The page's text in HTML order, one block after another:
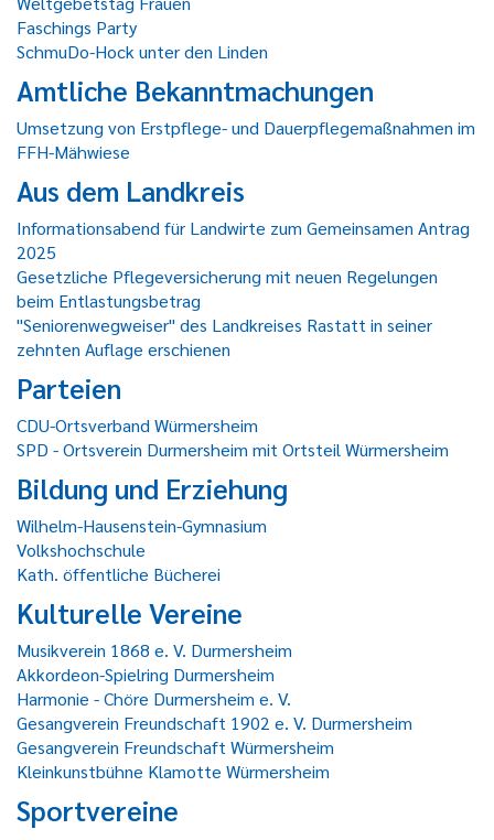
Faschings Party
SchmuDo-Hock unter den Linden
Amtliche Bekanntmachungen
Umsetzung von Erstpflege- und Dauerpflegemaßnahmen im
FFH-Mähwiese
Aus dem Landkreis
Informationsabend für Landwirte zum Gemeinsamen Antrag
2025
Gesetzliche Pflegeversicherung mit neuen Regelungen
beim Entlastungsbetrag
"Seniorenwegweiser" des Landkreises Rastatt in seiner
zehnten Auflage erschienen
Parteien
CDU-Ortsverband Würmersheim
SPD - Ortsverein Durmersheim mit Ortsteil Würmersheim
Bildung und Erziehung
Wilhelm-Hausenstein-Gymnasium
Volkshochschule
Kath. öffentliche Bücherei
Kulturelle Vereine
Musikverein 1868 e. V. Durmersheim
Akkordeon-Spielring Durmersheim
Harmonie - Chöre Durmersheim e. V.
Gesangverein Freundschaft 1902 e. V. Durmersheim
Gesangverein Freundschaft Würmersheim
Kleinkunstbühne Klamotte Würmersheim
Sportvereine